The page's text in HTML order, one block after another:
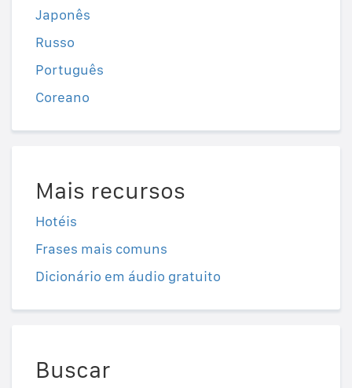
Japonês
Russo
Português
Coreano
Mais recursos
Hotéis
Frases mais comuns
Dicionário em áudio gratuito
Buscar